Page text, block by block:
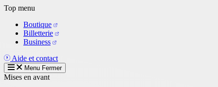
Aller
contenu
principal
Top menu
Boutique
Billetterie
Business
Aide et contact
Menu Fermer
Mises en avant